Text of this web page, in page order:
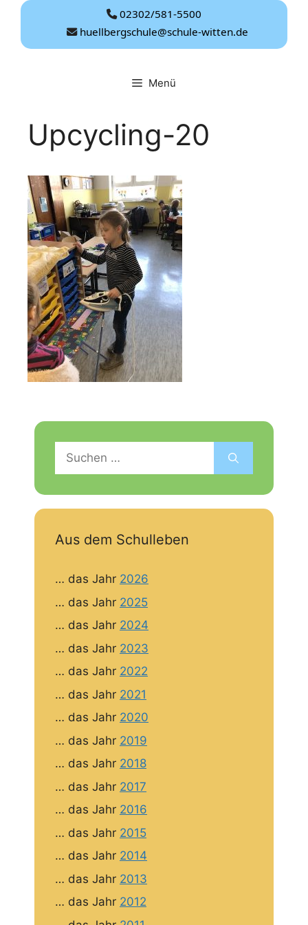
Zum
springen
02302/581-5500
huellbergschule@schule-witten.de
Menü
Upcycling-20
Suchen
nach:
Aus dem Schulleben
… das Jahr 2026
… das Jahr 2025
… das Jahr 2024
… das Jahr 2023
… das Jahr 2022
… das Jahr 2021
… das Jahr 2020
… das Jahr 2019
… das Jahr 2018
… das Jahr 2017
… das Jahr 2016
… das Jahr 2015
… das Jahr 2014
… das Jahr 2013
… das Jahr 2012